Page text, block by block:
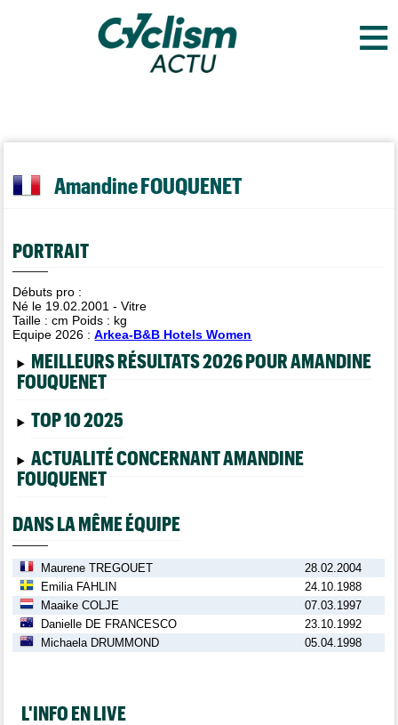
≡
Amandine FOUQUENET
PORTRAIT
Débuts pro :
Né le 19.02.2001 - Vitre
Taille :cm Poids : kg
Equipe 2026 :Arkea-B&B Hotels Women
MEILLEURS RÉSULTATS 2026 POUR AMANDINE
FOUQUENET
TOP 10 2025
ACTUALITÉ CONCERNANT AMANDINE
FOUQUENET
DANS LA MÊME ÉQUIPE
Maurene TREGOUET
28.02.2004
Emilia FAHLIN
24.10.1988
Maaike COLJE
07.03.1997
Danielle DE FRANCESCO
23.10.1992
Michaela DRUMMOND
05.04.1998
L'INFO EN LIVE